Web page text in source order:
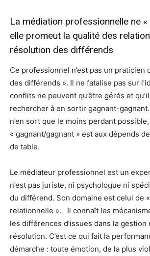
La médiation professionnelle ne «
elle promeut la qualité des
résolution des différends
Ce professionnel n’est pas un praticien
des différends ». Il ne fatalise pas sur
conflits ne peuvent qu’être gérés et
rechercher à en sortir gagnant-gagnant.
n’en sort que le moins perdant
« gagnant/gagnant » est aux dépends
de table.
Le médiateur professionnel est un
n’est pas juriste, ni psychologue ni
du différend. Son domaine est celui de
relationnelle ». Il connaît les
les différences d’issues dans la gestion
résolution. C’est ce qui fait la
démarche : toute émotion, de la plus